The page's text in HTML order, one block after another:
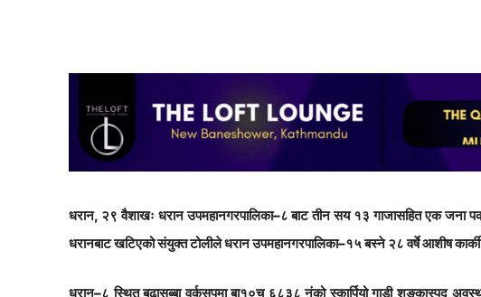
धरान, २९ वैशाखः धरान उपमहानगरपालिका–८ बाट तीन सय १३ गाजासहित एक जना
धरानबाट खटिएको संयुक्त टोलीले धरान उपमहानगरपालिका–१५ बस्ने २८ वर्षे आशीष कार्की
धरान–८ स्थित बुढासुब्बा वर्कसपमा बा१०च ६८३८ नंको स्कार्पियो गाडी शङ्कास्पद